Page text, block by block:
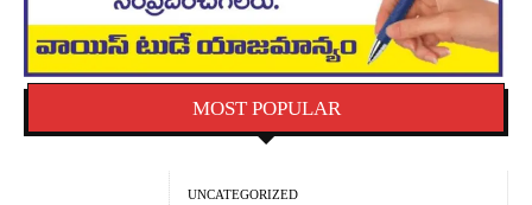
MOST POPULAR
UNCATEGORIZED